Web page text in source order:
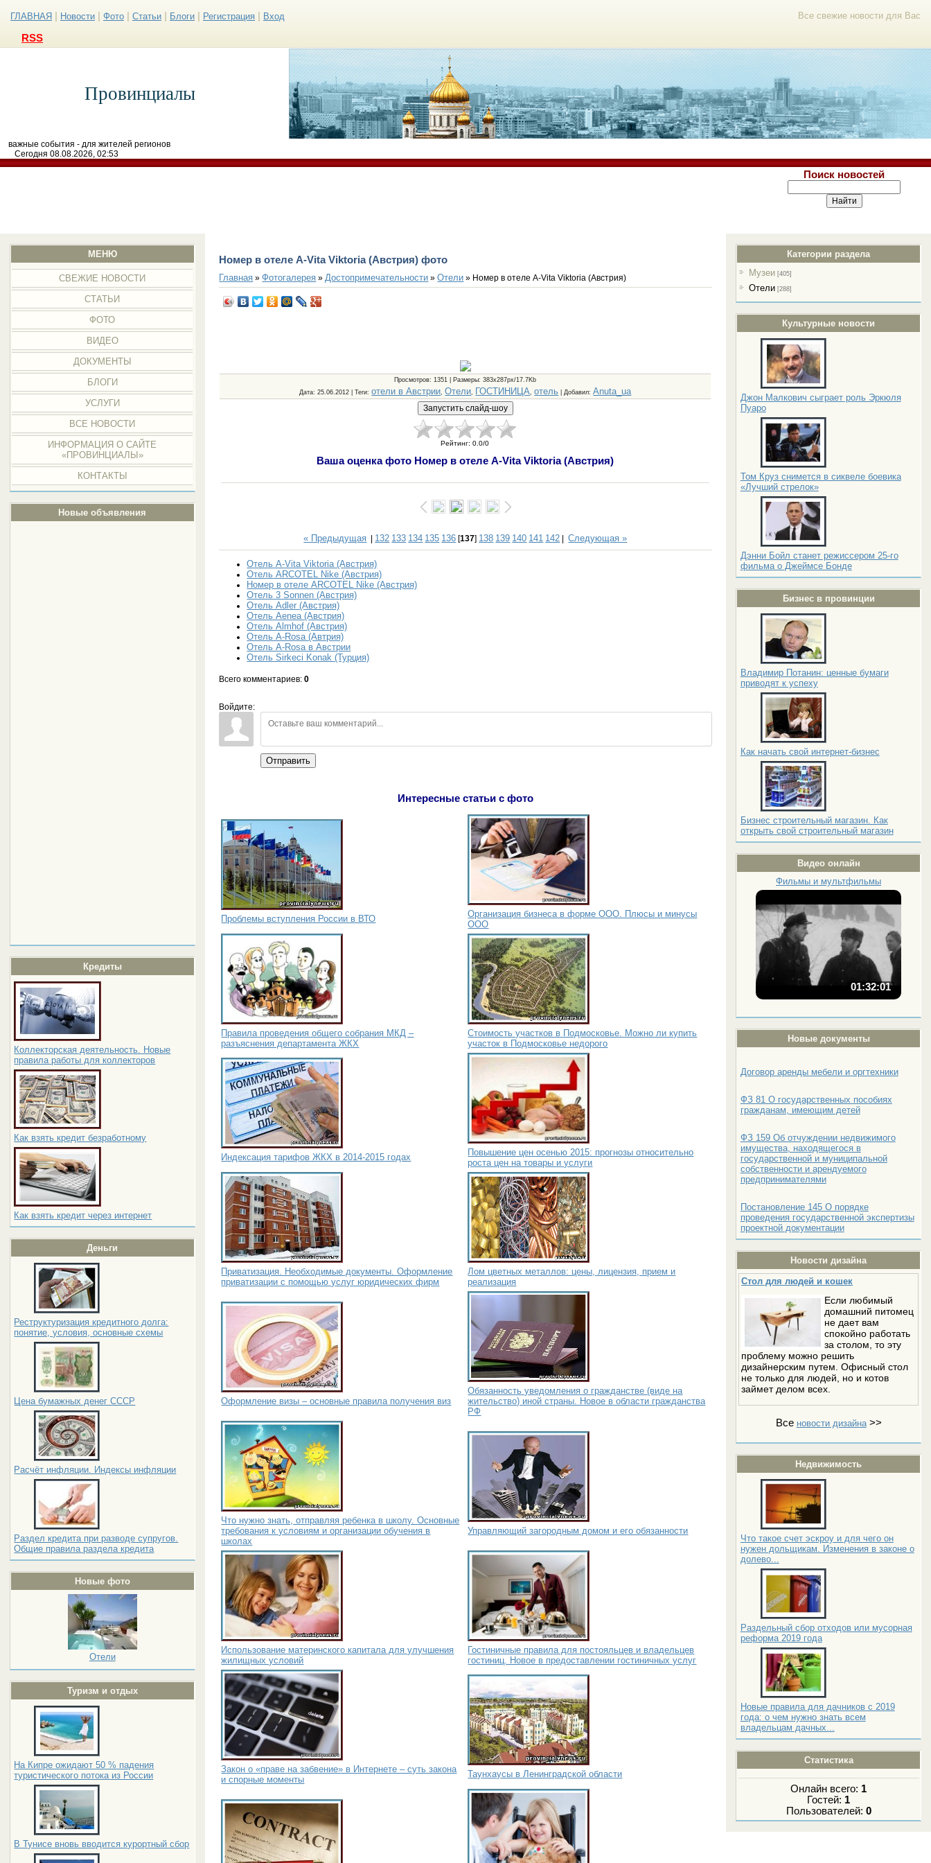
Все свежие новости для Вас
ГЛАВНАЯ Новости Фото Статьи Блоги Регистрация Вход
RSS
Провинциалы
важные события - для жителей регионов
Сегодня 08.08.2026, 02:53
Поиск новостей
МЕНЮ
СВЕЖИЕ НОВОСТИ
СТАТЬИ
ФОТО
ВИДЕО
ДОКУМЕНТЫ
БЛОГИ
УСЛУГИ
ВСЕ НОВОСТИ
ИНФОРМАЦИЯ О САЙТЕ
«ПРОВИНЦИАЛЫ»
КОНТАКТЫ
Новые объявления
Кредиты
Коллекторская деятельность. Новые
правила работы для коллекторов
Как взять кредит безработному
Как взять кредит через интернет
Деньги
Реструктуризация кредитного долга:
понятие, условия, основные схемы
Цена бумажных денег СССР
Расчёт инфляции. Индексы инфляции
Раздел кредита при разводе супругов.
Общие правила раздела кредита
Новые фото
Отели
Туризм и отдых
На Кипре ожидают 50 % падения
туристического потока из России
В Тунисе вновь вводится курортный сбор
Категории раздела
Музеи [405]
Отели [288]
Культурные новости
Джон Малкович сыграет роль Эркюля
Пуаро
Том Круз снимется в сиквеле боевика
«Лучший стрелок»
Дэнни Бойл станет режиссером 25-го
фильма о Джеймсе Бонде
Бизнес в провинции
Владимир Потанин: ценные бумаги
приводят к успеху
Как начать свой интернет-бизнес
Бизнес строительный магазин. Как
открыть свой строительный магазин
Видео онлайн
Фильмы и мультфильмы
01:32:01
Новые документы
Договор аренды мебели и оргтехники
ФЗ 81 О государственных пособиях
гражданам, имеющим детей
ФЗ 159 Об отчуждении недвижимого
имущества, находящегося в
государственной и муниципальной
собственности и арендуемого
предпринимателями
Постановление 145 О порядке
проведения государственной экспертизы
проектной документации
Новости дизайна
Стол для людей и кошек
Если любимый
домашний питомец
не дает вам
спокойно работать
за столом, то эту
проблему можно решить
дизайнерским путем. Офисный стол
не только для людей, но и котов
займет делом всех.
Все новости дизайна>>
Недвижимость
Что такое счет эскроу и для чего он
нужен дольщикам. Изменения в законе о
долево...
Раздельный сбор отходов или мусорная
реформа 2019 года
Новые правила для дачников с 2019
года: о чем нужно знать всем
владельцам дачных...
Статистика
Онлайн всего: 1
Гостей: 1
Пользователей: 0
Номер в отеле A-Vita Viktoria (Австрия) фото
Главная »Фотогалерея » Достопримечательности »Отели » Номер в отеле A-Vita Viktoria (Австрия)
Просмотров: 1351 | Размеры: 383x287px/17.7Kb
Дата: 25.06.2012 |Теги:отели в Австрии ,Отели ГОСТИНИЦА ,отель Добавил:Anuta_ua
Рейтинг:0.0/0
Ваша оценка фото Номер в отеле A-Vita Viktoria (Австрия)
« Предыдущая | 132 133 134 135 136 [137] 138 139 140 141 142 |Следующая »
Отель A-Vita Viktoria (Австрия)
Отель ARCOTEL Nike (Австрия)
Номер в отеле ARCOTEL Nike (Австрия)
Отель 3 Sonnen (Австрия)
Отель Adler (Австрия)
Отель Aenea (Австрия)
Отель Almhof (Австрия)
Отель A-Rosa (Автрия)
Отель A-Rosa в Австрии
Отель Sirkeci Konak (Турция)
Всего комментариев:0
Войдите:
Отправить
Интересные статьи с фото
Проблемы вступления России в ВТО
Организация бизнеса в форме ООО. Плюсы и минусы
ООО
Правила проведения общего собрания МКД –
разъяснения департамента ЖКХ
Стоимость участков в Подмосковье. Можно ли купить
участок в Подмосковье недорого
Индексация тарифов ЖКХ в 2014-2015 годах
Повышение цен осенью 2015: прогнозы относительно
роста цен на товары и услуги
Приватизация. Необходимые документы. Оформление
приватизации с помощью услуг юридических фирм
Лом цветных металлов: цены, лицензия, прием и
реализация
Оформление визы – основные правила получения виз
Обязанность уведомления о гражданстве (виде на
жительство) иной страны. Новое в области гражданства
РФ
Что нужно знать, отправляя ребенка в школу. Основные
требования к условиям и организации обучения в
школах
Управляющий загородным домом и его обязанности
Использование материнского капитала для улучшения
жилищных условий
Гостиничные правила для постояльцев и владельцев
гостиниц. Новое в предоставлении гостиничных услуг
Закон о «праве на забвение» в Интернете – суть закона
и спорные моменты
Таунхаусы в Ленинградской области